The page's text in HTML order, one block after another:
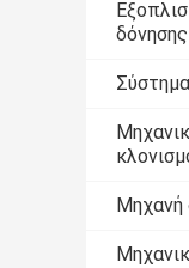
δόνησης
Μηχανή